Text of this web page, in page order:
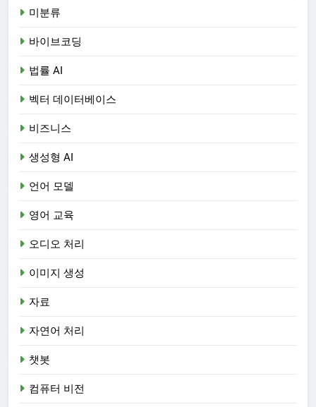
미분류
바이브코딩
법률 AI
벡터 데이터베이스
비즈니스
생성형 AI
언어 모델
영어 교육
오디오 처리
이미지 생성
자료
자연어 처리
챗봇
컴퓨터 비전